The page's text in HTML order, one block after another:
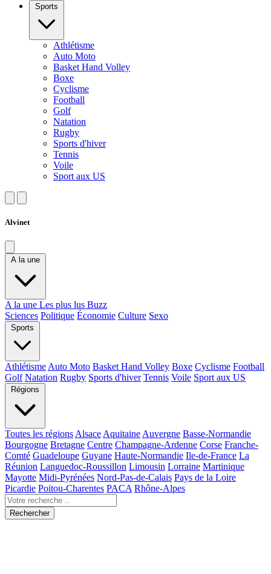
Sports
Athlétisme
Auto Moto
Basket Hand Volley
Boxe
Cyclisme
Football
Golf
Natation
Rugby
Sports d'hiver
Tennis
Voile
Sport aux US
Alvinet
A la une
A la une Les plus lus Buzz
Sciences Politique Économie Culture Sexo
Sports
Athlétisme Auto Moto Basket Hand Volley Boxe Cyclisme Football
Golf Natation Rugby Sports d'hiver Tennis Voile Sport aux US
Régions
Toutes les régions Alsace Aquitaine Auvergne Basse-Normandie
Bourgogne Bretagne Centre Champagne-Ardenne Corse Franche-
Comté Guadeloupe Guyane Haute-Normandie Ile-de-France La
Réunion Languedoc-Roussillon Limousin Lorraine Martinique
Mayotte Midi-Pyrénées Nord-Pas-de-Calais Pays de la Loire
Picardie Poitou-Charentes PACA Rhône-Alpes
Rechercher